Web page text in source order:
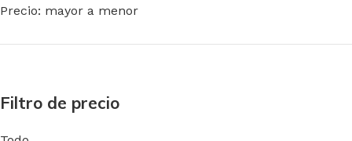
Precio: mayor a menor
Filtro de precio